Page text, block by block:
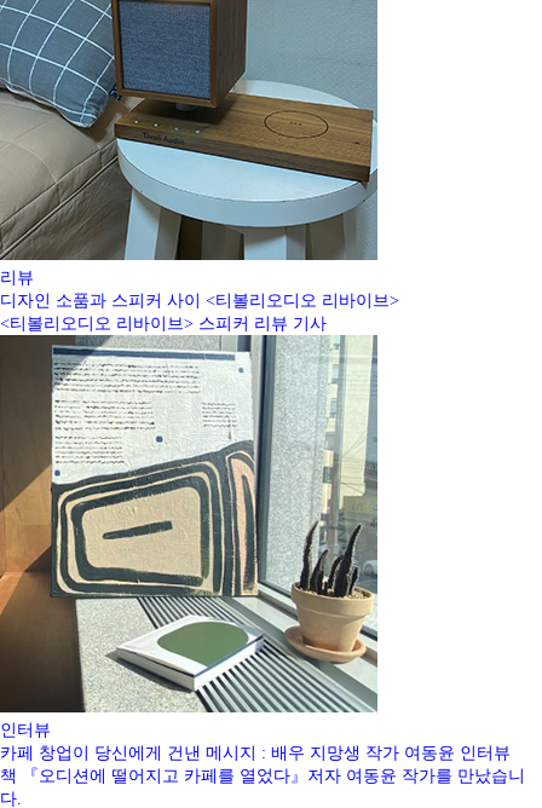
리뷰
디자인 소품과 스피커 사이 <티볼리오디오 리바이브>
<티볼리오디오 리바이브> 스피커 리뷰 기사
인터뷰
카페 창업이 당신에게 건낸 메시지 : 배우 지망생 작가 여동윤 인터뷰
책 『오디션에 떨어지고 카페를 열었다』저자 여동윤 작가를 만났습니
다.